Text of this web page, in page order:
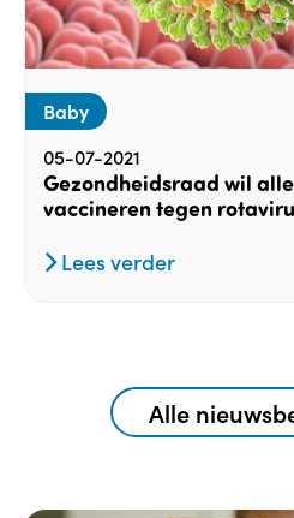
Baby
05-07-2021
Gezondheidsraad wil
vaccineren tegen
Lees verder
Alle